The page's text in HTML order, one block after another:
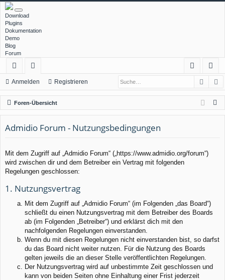
Download
Plugins
Dokumentation
Demo
Blog
Forum
ch
ne
llz
ug
f
or
en
m
el
ist
rie
Anmelden Registrieren
Foren-Übersicht
Admidio Forum - Nutzungsbedingungen
Mit dem Zugriff auf „Admidio Forum“ („https://www.admidio.org/forum“)
wird zwischen dir und dem Betreiber ein Vertrag mit folgenden
Regelungen geschlossen:
1. Nutzungsvertrag
Mit dem Zugriff auf „Admidio Forum“ (im Folgenden „das Board“)
schließt du einen Nutzungsvertrag mit dem Betreiber des Boards
ab (im Folgenden „Betreiber“) und erklärst dich mit den
nachfolgenden Regelungen einverstanden.
Wenn du mit diesen Regelungen nicht einverstanden bist, so darfst
du das Board nicht weiter nutzen. Für die Nutzung des Boards
gelten jeweils die an dieser Stelle veröffentlichten Regelungen.
Der Nutzungsvertrag wird auf unbestimmte Zeit geschlossen und
kann von beiden Seiten ohne Einhaltung einer Frist jederzeit